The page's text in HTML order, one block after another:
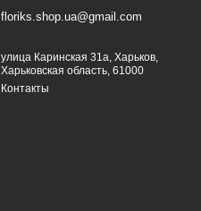
floriks.shop.ua@gmail.com
улица Каринская 31а, Харьков,
Харьковская область, 61000
Контакты